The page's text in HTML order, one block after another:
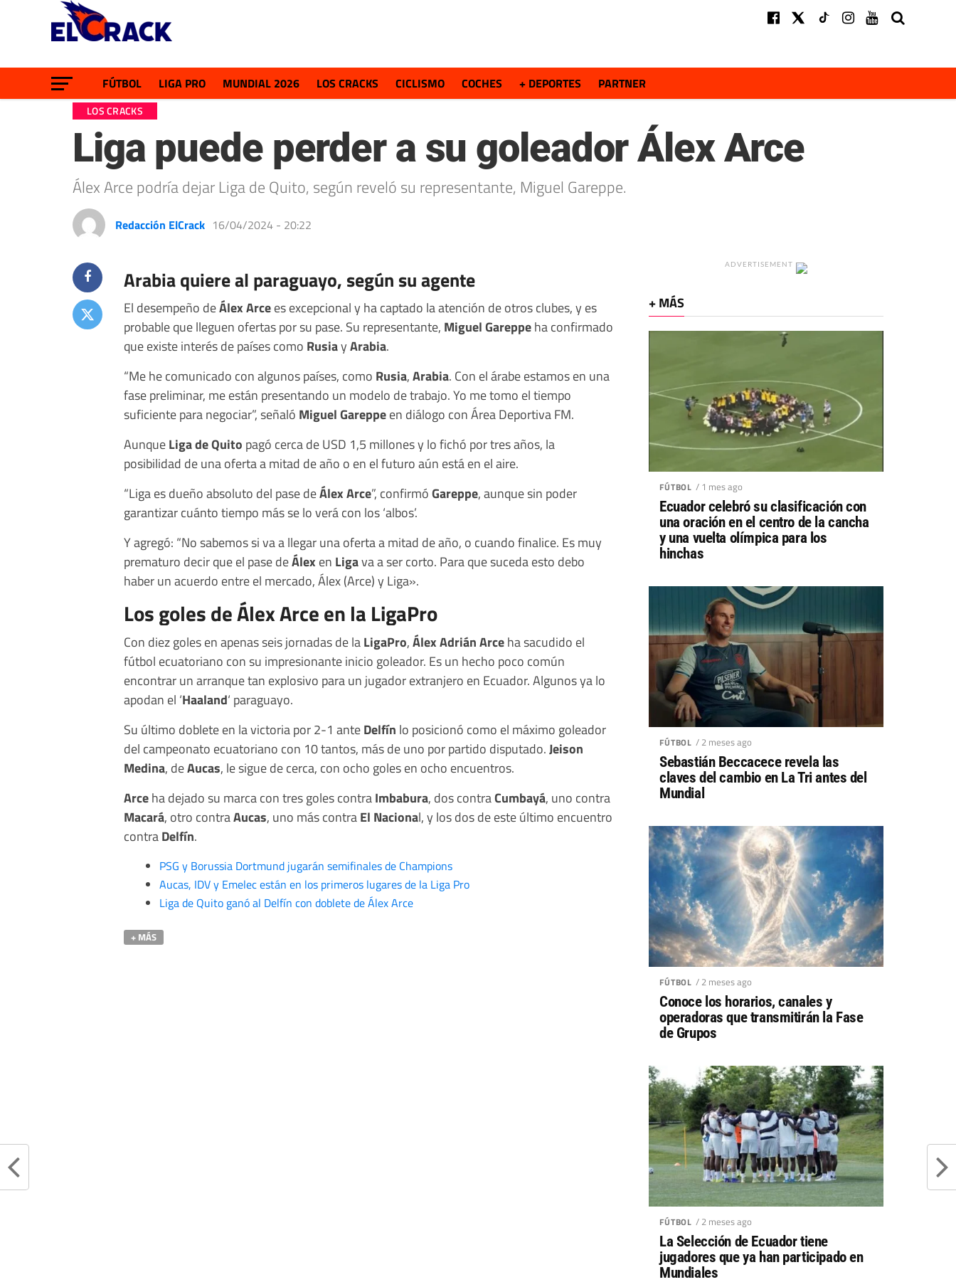
FÚTBOL LIGA PRO MUNDIAL 2026 LOS CRACKS CICLISMO COCHES + DEPORTES PARTNER
LOS CRACKS
Liga puede perder a su goleador Álex Arce
Álex Arce podría dejar Liga de Quito, según reveló su representante, Miguel Gareppe.
Redacción ElCrack 16/04/2024 - 20:22
Arabia quiere al paraguayo, según su agente
El desempeño deÁlex Arcees excepcional y ha captado la atención de otros clubes, y es
probable que lleguen ofertas por su pase. Su representante, Miguel Gareppeha confirmado
que existe interés de países como RusiayArabia.
“Me he comunicado con algunos países, como Rusia,Arabia. Con el árabe estamos en una
fase preliminar, me están presentando un modelo de trabajo. Yo me tomo el tiempo
suficiente para negociar”, señaló Miguel Gareppeen diálogo con Área Deportiva FM.
AunqueLiga de Quito pagó cerca de USD 1,5 millones y lo fichó por tres años, la
posibilidad de una oferta a mitad de año o en el futuro aún está en el aire.
“Liga es dueño absoluto del pase deÁlex Arce”, confirmóGareppe, aunque sin poder
garantizar cuánto tiempo más se lo verá con los ‘albos’.
Y agregó: “No sabemos si va a llegar una oferta a mitad de año, o cuando finalice. Es muy
prematuro decir que el pase deÁlex en Ligava a ser corto. Para que suceda esto debo
haber un acuerdo entre el mercado, Álex (Arce) y Liga».
Los goles de Álex Arce en la LigaPro
Con diez goles en apenas seis jornadas de laLigaPro,Álex Adrián Arceha sacudido el
fútbol ecuatoriano con su impresionante inicio goleador. Es un hecho poco común
encontrar un arranque tan explosivo para un jugador extranjero en Ecuador. Algunos ya lo
apodan el ‘Haaland‘ paraguayo.
Su último doblete en la victoria por 2-1 anteDelfín lo posicionó como el máximo goleador
del campeonato ecuatoriano con 10 tantos, más de uno por partido disputado.Jeison
Medina, deAucas, le sigue de cerca, con ocho goles en ocho encuentros.
Arceha dejado su marca con tres goles contraImbabura, dos contraCumbayá, uno contra
Macará, otro contraAucas, uno más contraEl Nacional, y los dos de este último encuentro
contraDelfín.
PSG y Borussia Dortmund jugarán semifinales de Champions
Aucas, IDV y Emelec están en los primeros lugares de la Liga Pro
Liga de Quito ganó al Delfín con doblete de Álex Arce
+ MÁS
ADVERTISEMENT
+ MÁS
FÚTBOL / 1 mes ago
Ecuador celebró su clasificación con
una oración en el centro de la cancha
y una vuelta olímpica para los
hinchas
FÚTBOL / 2 meses ago
Sebastián Beccacece revela las
claves del cambio en La Tri antes del
Mundial
FÚTBOL / 2 meses ago
Conoce los horarios, canales y
operadoras que transmitirán la Fase
de Grupos
FÚTBOL / 2 meses ago
La Selección de Ecuador tiene
jugadores que ya han participado en
Mundiales